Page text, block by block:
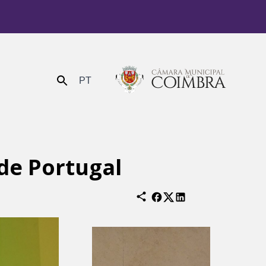
Enviar PT
Portugal